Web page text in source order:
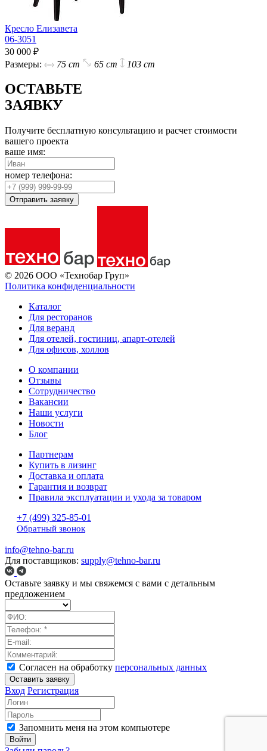
Кресло Елизавета
06-3051
30 000 ₽
Размеры:
75 cm 65 cm 103 cm
ОСТАВЬТЕ
ЗАЯВКУ
Получите бесплатную консультацию и расчет стоимости
вашего проекта
ваше имя:
номер телефона:
Отправить заявку
© 2026 ООО «Технобар Груп»
Политика конфиденциальности
Каталог
Для ресторанов
Для веранд
Для отелей, гостиниц, апарт-отелей
Для офисов, холлов
О компании
Отзывы
Сотрудничество
Вакансии
Наши услуги
Новости
Блог
Партнерам
Купить в лизинг
Доставка и оплата
Гарантия и возврат
Правила эксплуатации и ухода за товаром
+7 (499) 325-85-01
Обратный звонок
info@tehno-bar.ru
Для поставщиков: supply@tehno-bar.ru
Оставьте заявку и мы свяжемся с вами с детальным
предложением
Согласен на обработку персональных данных
Оставить заявку
Вход Регистрация
Запомнить меня на этом компьютере
Войти